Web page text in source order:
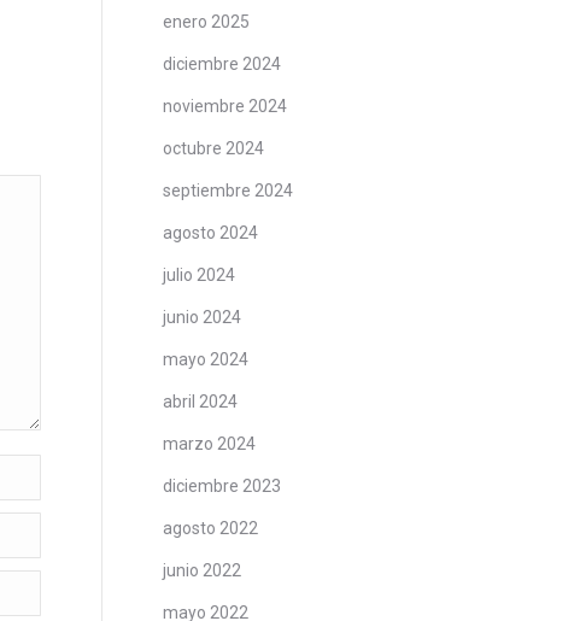
enero 2025
diciembre 2024
noviembre 2024
octubre 2024
septiembre 2024
agosto 2024
julio 2024
junio 2024
mayo 2024
abril 2024
marzo 2024
diciembre 2023
agosto 2022
junio 2022
mayo 2022